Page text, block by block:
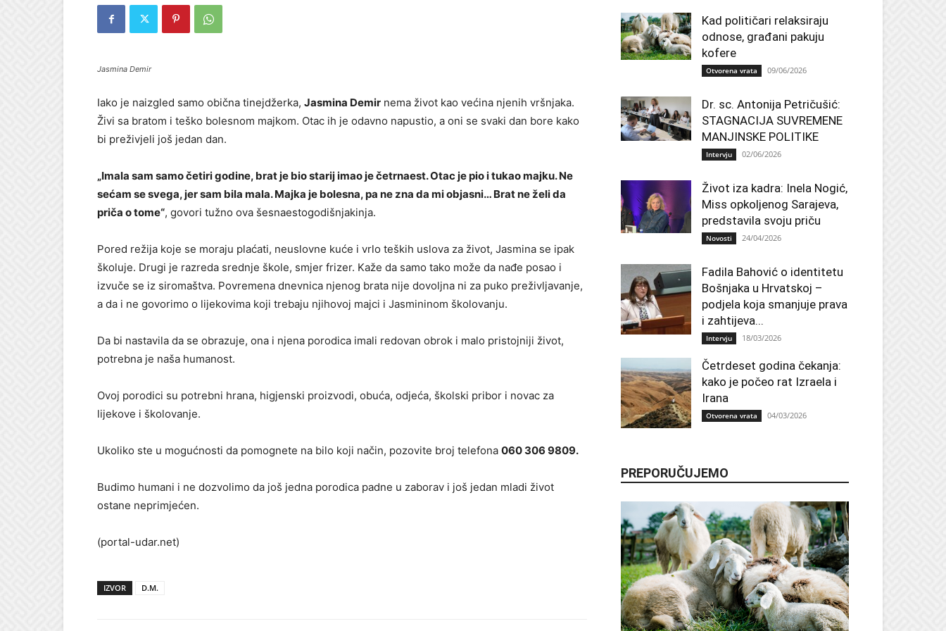
Jasmina Demir
Iako je naizgled samo obična tinejdžerka, Jasmina Demir nema život kao većina njenih vršnjaka.
Živi sa bratom i teško bolesnom majkom. Otac ih je odavno napustio, a oni se svaki dan bore kako
bi preživjeli još jedan dan.
„Imala sam samo četiri godine, brat je bio starij imao je četrnaest. Otac je pio i tukao majku. Ne
sećam se svega, jer sam bila mala. Majka je bolesna, pa ne zna da mi objasni… Brat ne želi da
priča o tome“, govori tužno ova šesnaestogodišnjakinja.
Pored režija koje se moraju plaćati, neuslovne kuće i vrlo teških uslova za život, Jasmina se ipak
školuje. Drugi je razreda srednje škole, smjer frizer. Kaže da samo tako može da nađe posao i
izvuče se iz siromaštva. Povremena dnevnica njenog brata nije dovoljna ni za puko preživljavanje,
a da i ne govorimo o lijekovima koji trebaju njihovoj majci i Jasmininom školovanju.
Da bi nastavila da se obrazuje, ona i njena porodica imali redovan obrok i malo pristojniji život,
potrebna je naša humanost.
Ovoj porodici su potrebni hrana, higjenski proizvodi, obuća, odjeća, školski pribor i novac za
lijekove i školovanje.
Ukoliko ste u mogućnosti da pomognete na bilo koji način, pozovite broj telefona 060 306 9809.
Budimo humani i ne dozvolimo da još jedna porodica padne u zaborav i još jedan mladi život
ostane neprimjećen.
(portal-udar.net)
IZVOR D.M.
Kad političari relaksiraju
odnose, građani pakuju
kofere
Otvorena vrata 09/06/2026
Dr. sc. Antonija Petričušić:
STAGNACIJA SUVREMENE
MANJINSKE POLITIKE
Intervju 02/06/2026
Život iza kadra: Inela Nogić,
Miss opkoljenog Sarajeva,
predstavila svoju priču
Novosti 24/04/2026
Fadila Bahović o identitetu
Bošnjaka u Hrvatskoj –
podjela koja smanjuje prava
i zahtijeva...
Intervju 18/03/2026
Četrdeset godina čekanja:
kako je počeo rat Izraela i
Irana
Otvorena vrata 04/03/2026
PREPORUČUJEMO